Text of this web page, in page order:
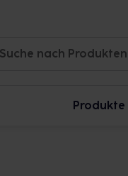
Produkte